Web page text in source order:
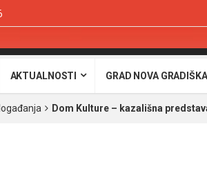
AKTUALNOSTI GRAD NOVA GRADIŠKA
Dom Kulture – kazališna